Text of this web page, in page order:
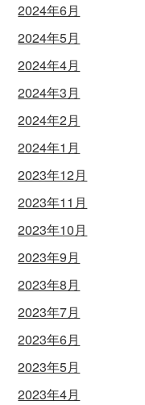
2024年6月
2024年5月
2024年4月
2024年3月
2024年2月
2024年1月
2023年12月
2023年11月
2023年10月
2023年9月
2023年8月
2023年7月
2023年6月
2023年5月
2023年4月